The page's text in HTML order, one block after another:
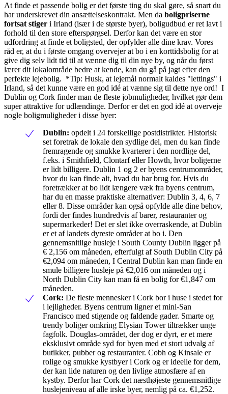
At finde et passende bolig er det første ting du skal gøre, så snart du
har underskrevet din ansættelseskontrakt. Men da boligpriserne
fortsat stiger i Irland (især i de største byer), boligudbud er ret lavt i
forhold til den store efterspørgsel. Derfor kan det være en stor
udfordring at finde et boligsted, der opfylder alle dine krav. Vores
råd er, at du i første omgang overvejer at bo i en korttidsbolig for at
give dig selv lidt tid til at vænne dig til din nye by, og når du først
lærer dit lokalområde bedre at kende, kan du gå på jagt efter den
perfekte lejebolig. *Tip: Husk, at lejemål normalt kaldes "lettings" i
Irland, så det kunne være en god idé at vænne sig til dette nye ord! I
Dublin og Cork finder man de fleste jobmuligheder, hvilket gør dem
super attraktive for udlændinge. Derfor er det en god idé at overveje
nogle boligmuligheder i disse byer:
Dublin: opdelt i 24 forskellige postdistrikter. Historisk
set foretrak de lokale den sydlige del, men du kan finde
fremragende og smukke kvarterer i den nordlige del,
f.eks. i Smithfield, Clontarf eller Howth, hvor boligerne
er lidt billigere. Dublin 1 og 2 er byens centrumområder,
hvor du kan finde alt, hvad du har brug for. Hvis du
foretrækker at bo lidt længere væk fra byens centrum,
har du en masse praktiske alternativer: Dublin 3, 4, 6, 7
eller 8. Disse områder kan også opfylde alle dine behov,
fordi der findes hundredvis af barer, restauranter og
supermarkeder! Det er slet ikke overraskende, at Dublin
er et af landets dyreste områder at bo i. Den
gennemsnitlige husleje i South County Dublin ligger på
€ 2,156 om måneden, efterfulgt af South Dublin City på
€2,094 om måneden, I Central Dublin kan man finde en
smule billigere husleje på €2,016 om måneden og i
North Dublin City kan man få en bolig for €1,847 om
måneden.
Cork: De fleste mennesker i Cork bor i huse i stedet for
i lejligheder. Byens centrum ligner et mini-San
Francisco med stigende og faldende gader. Smarte og
trendy boliger omkring Elysian Tower tiltrækker unge
fagfolk. Douglas-området, der dog er dyrt, er et mere
eksklusivt område syd for byen med et stort udvalg af
butikker, pubber og restauranter. Cobh og Kinsale er
rolige og smukke kystbyer i Cork og er ideelle for dem,
der kan lide naturen og den livlige atmosfære af en
kystby. Derfor har Cork det næsthøjeste gennemsnitlige
huslejeniveau af alle irske byer, nemlig på ca. €1,252.